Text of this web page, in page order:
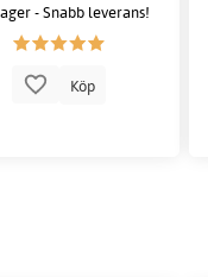
- Snabb leverans!
Köp